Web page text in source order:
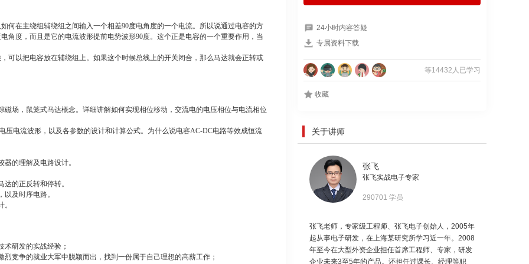
何在主绕组辅绕组之间输入一个相差90度电角度的一个电流。所以说通过电容的方
角度，而且是它的电流波形提前电势波形90度。这个正是电容的一个重要作用，当
可以把电容放在辅绕组上。如果这个时候总线上的开关闭合，那么马达就会正转或
场，鼠笼式马达概念。详细讲解如何实现相位移动，交流电的电压相位与电流相位
电流波形，以及各参数的设计和计算公式。为什么说电容AC-DC电路等效成恒流
的理解及电路设计。
的正反转和停转。
及时序电路。
研发的实战经验；
竞争的就业大军中脱颖而出，找到一份属于自己理想的高薪工作；
24小时内容答疑
专属资料下载
等14432人已学习
收藏
关于讲师
张飞
张飞实战电子专家
290701 学员
张飞老师，专家级工程师、张飞电子创始人，2005年
起从事电子研发，在上海某研究所学习近一年。2008
年至今在大型外资企业担任首席工程师、专家，研发
企业未来3至5年的产品。还担任过课长、经理等职